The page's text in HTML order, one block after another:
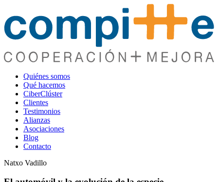
Quiénes somos
Qué hacemos
CiberClúster
Clientes
Testimonios
Alianzas
Asociaciones
Blog
Contacto
Natxo Vadillo